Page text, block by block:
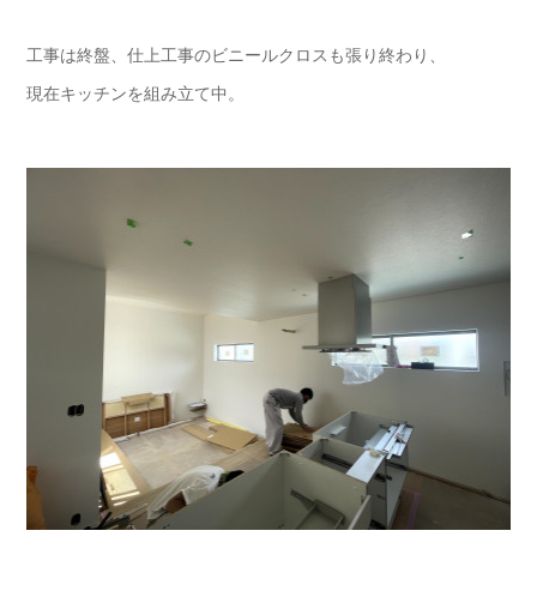
工事は終盤、仕上工事のビニールクロスも張り終わり、
現在キッチンを組み立て中。